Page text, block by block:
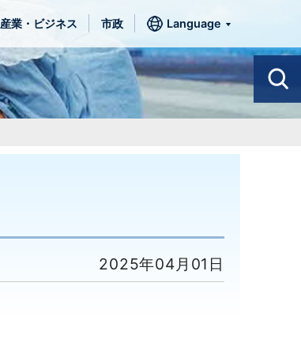
産業・ビジネス 市政 Language
2025年04月01日